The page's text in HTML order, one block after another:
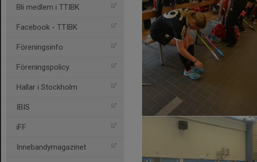
Bli medlem i TTIBK
Facebook - TTIBK
Föreningsinfo
Föreningspolicy
Hallar i Stockholm
IBIS
iFF
Innebandymagazinet